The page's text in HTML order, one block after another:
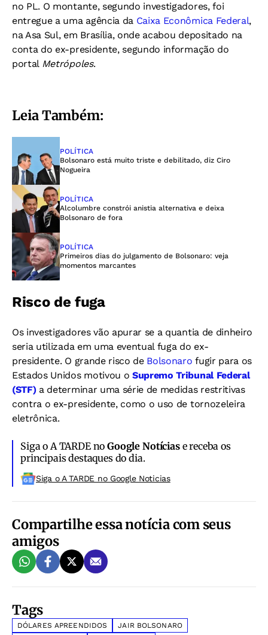
no PL. O montante, segundo investigadores, foi
entregue a uma agência da Caixa Econômica Federal,
na Asa Sul, em Brasília, onde acabou depositado na
conta do ex-presidente, segundo informação do
portal Metrópoles.
Leia Também:
POLÍTICA
Bolsonaro está muito triste e debilitado, diz Ciro
Nogueira
POLÍTICA
Alcolumbre constrói anistia alternativa e deixa
Bolsonaro de fora
POLÍTICA
Primeiros dias do julgamento de Bolsonaro: veja
momentos marcantes
Risco de fuga
Os investigadores vão apurar se a quantia de dinheiro
seria utilizada em uma eventual fuga do ex-
presidente. O grande risco de Bolsonaro fugir para os
Estados Unidos motivou o Supremo Tribunal Federal
(STF)a determinar uma série de medidas restritivas
contra o ex-presidente, como o uso de tornozeleira
eletrônica.
Siga o A TARDE noGoogle Notíciase receba os
principais destaques do dia.
Siga o A TARDE no Google Noticias
Compartilhe essa notícia com seus
amigos
Tags
DÓLARES APREENDIDOS
JAIR BOLSONARO